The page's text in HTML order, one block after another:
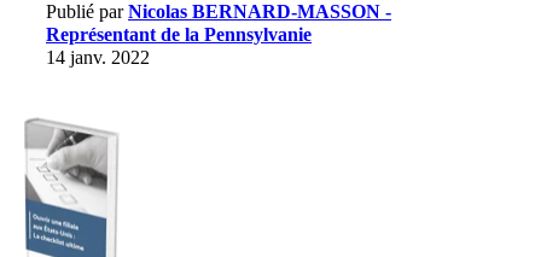
Publié parNicolas BERNARD-MASSON -
Représentant de la Pennsylvanie
14 janv. 2022